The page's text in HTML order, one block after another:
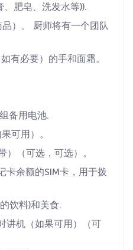
肥皂、洗发水等)).
）。 厨师将有一个团队
有必要）的手和面霜。
备用电池.
可用）。
）（可选，可选）。
卡余额的SIM卡，用于拨
饮料)和美食.
讲机（如果可用）（可